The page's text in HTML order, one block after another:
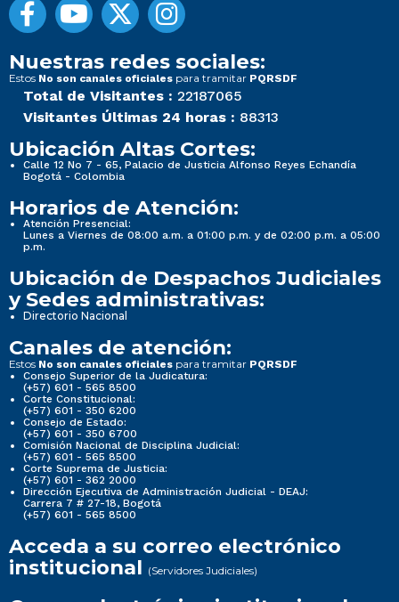
Nuestras redes sociales:
Estos No son canales oficiales para tramitar PQRSDF
Total de Visitantes : 22187065
Visitantes Últimas 24 horas : 88313
Ubicación Altas Cortes:
Calle 12 No 7 - 65, Palacio de Justicia Alfonso Reyes Echandía
Bogotá - Colombia
Horarios de Atención:
Atención Presencial:
Lunes a Viernes de 08:00 a.m. a 01:00 p.m. y de 02:00 p.m. a 05:00
p.m.
Ubicación de Despachos Judiciales
y Sedes administrativas:
Directorio Nacional
Canales de atención:
Estos No son canales oficiales para tramitar PQRSDF
Consejo Superior de la Judicatura:
(+57) 601 - 565 8500
Corte Constitucional:
(+57) 601 - 350 6200
Consejo de Estado:
(+57) 601 - 350 6700
Comisión Nacional de Disciplina Judicial:
(+57) 601 - 565 8500
Corte Suprema de Justicia:
(+57) 601 - 362 2000
Dirección Ejecutiva de Administración Judicial - DEAJ:
Carrera 7 # 27-18, Bogotá
(+57) 601 - 565 8500
Acceda a su correo electrónico
institucional (Servidores Judiciales)